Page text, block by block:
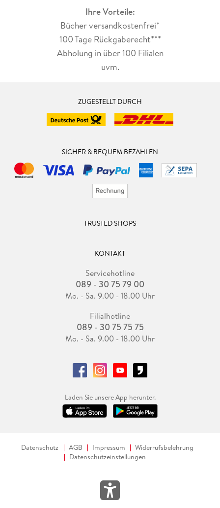
Ihre Vorteile:
Bücher versandkostenfrei*
100 Tage Rückgaberecht***
Abholung in über 100 Filialen
uvm.
ZUGESTELLT DURCH
SICHER & BEQUEM BEZAHLEN
TRUSTED SHOPS
KONTAKT
Servicehotline
089 - 30 75 79 00
Mo. - Sa. 9.00 - 18.00 Uhr
Filialhotline
089 - 30 75 75 75
Mo. - Sa. 9.00 - 18.00 Uhr
Laden Sie unsere App herunter.
Datenschutz AGB Impressum
Widerrufsbelehrung
Datenschutzeinstellungen